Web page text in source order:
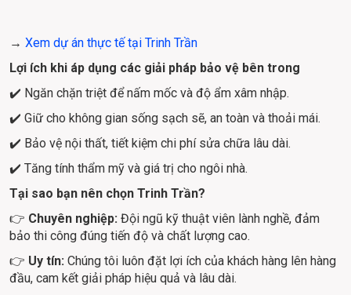
→ Xem dự án thực tế tại Trinh Trần
Lợi ích khi áp dụng các giải pháp bảo vệ bên trong
✔️ Ngăn chặn triệt để nấm mốc và độ ẩm xâm nhập.
✔️ Giữ cho không gian sống sạch sẽ, an toàn và thoải mái.
✔️ Bảo vệ nội thất, tiết kiệm chi phí sửa chữa lâu dài.
✔️ Tăng tính thẩm mỹ và giá trị cho ngôi nhà.
Tại sao bạn nên chọn Trinh Trần?
👉 Chuyên nghiệp: Đội ngũ kỹ thuật viên lành nghề, đảm
bảo thi công đúng tiến độ và chất lượng cao.
👉 Uy tín: Chúng tôi luôn đặt lợi ích của khách hàng lên hàng
đầu, cam kết giải pháp hiệu quả và lâu dài.